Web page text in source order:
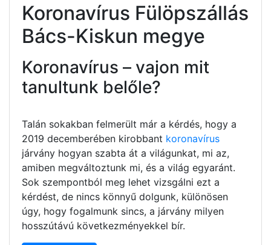
Koronavírus Fülöpszállás
Bács-Kiskun megye
Koronavírus – vajon mit
tanultunk belőle?
Talán sokakban felmerült már a kérdés, hogy a
2019 decemberében kirobbant koronavírus
járvány hogyan szabta át a világunkat, mi az,
amiben megváltoztunk mi, és a világ egyaránt.
Sok szempontból meg lehet vizsgálni ezt a
kérdést, de nincs könnyű dolgunk, különösen
úgy, hogy fogalmunk sincs, a járvány milyen
hosszútávú következményekkel bír.